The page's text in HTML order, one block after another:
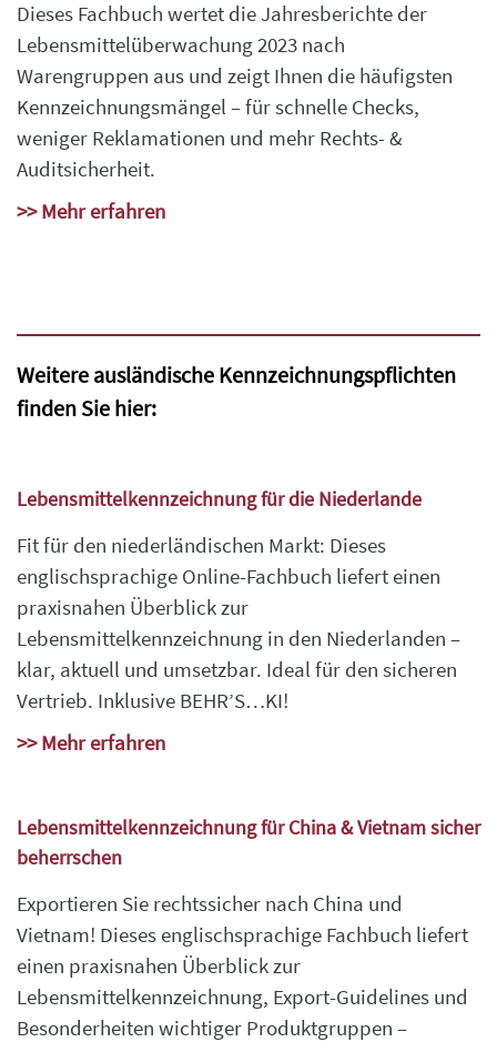
Dieses Fachbuch wertet die Jahresberichte der
Lebensmittelüberwachung 2023 nach
Warengruppen aus und zeigt Ihnen die häufigsten
Kennzeichnungsmängel – für schnelle Checks,
weniger Reklamationen und mehr Rechts- &
Auditsicherheit.
>> Mehr erfahren
Weitere ausländische Kennzeichnungspflichten
finden Sie hier:
Lebensmittelkennzeichnung für die Niederlande
Fit für den niederländischen Markt: Dieses
englischsprachige Online-Fachbuch liefert einen
praxisnahen Überblick zur
Lebensmittelkennzeichnung in den Niederlanden –
klar, aktuell und umsetzbar. Ideal für den sicheren
Vertrieb. Inklusive BEHR’S…KI!
>> Mehr erfahren
Lebensmittelkennzeichnung für China & Vietnam sicher
beherrschen
Exportieren Sie rechtssicher nach China und
Vietnam! Dieses englischsprachige Fachbuch liefert
einen praxisnahen Überblick zur
Lebensmittelkennzeichnung, Export-Guidelines und
Besonderheiten wichtiger Produktgruppen –